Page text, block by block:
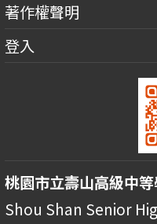
著作權聲明
登入
桃園市立壽山高級中
Shou Shan Senior